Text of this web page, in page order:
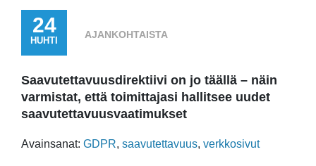
24
HUHTI
AJANKOHTAISTA
Saavutettavuusdirektiivi on jo täällä – näin
varmistat, että toimittajasi hallitsee uudet
saavutettavuusvaatimukset
Avainsanat: GDPR, saavutettavuus, verkkosivut